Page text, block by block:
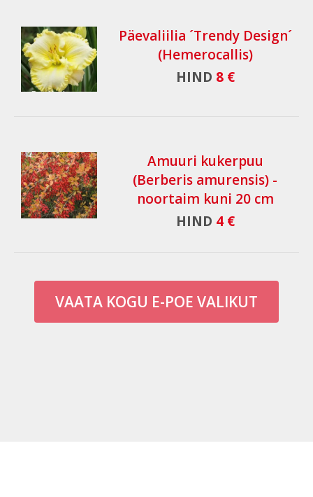
Päevaliilia ´Trendy Design´
(Hemerocallis)
HIND 8 €
Amuuri kukerpuu
(Berberis amurensis) -
noortaim kuni 20 cm
HIND 4 €
VAATA KOGU E-POE VALIKUT